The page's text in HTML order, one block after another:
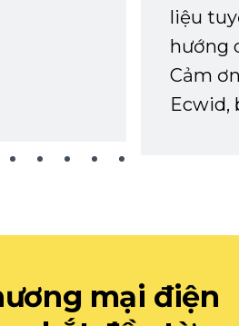
liệu
hướng
Cảm
Ecwid,
mại điện